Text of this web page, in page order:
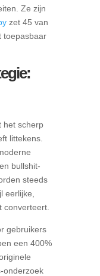
Ze zijn
zet 45 van
toepasbaar
het scherp
littekens.
bullshit-
steeds
eerlijke,
converteert.
gebruikers
een 400%
onderzoek